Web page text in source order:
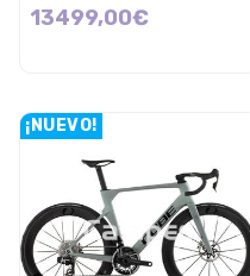
13499,00€
¡NUEVO!